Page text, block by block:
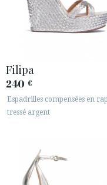
Escarpins
Sandales
Filipa
240 €
Espadrilles compensées en
tressé argent